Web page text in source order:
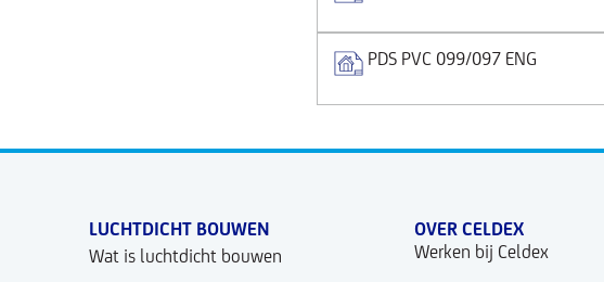
PDS PVC 099/097 ENG
LUCHTDICHT BOUWEN
Wat is luchtdicht bouwen
OVER CELDEX
Werken bij Celdex